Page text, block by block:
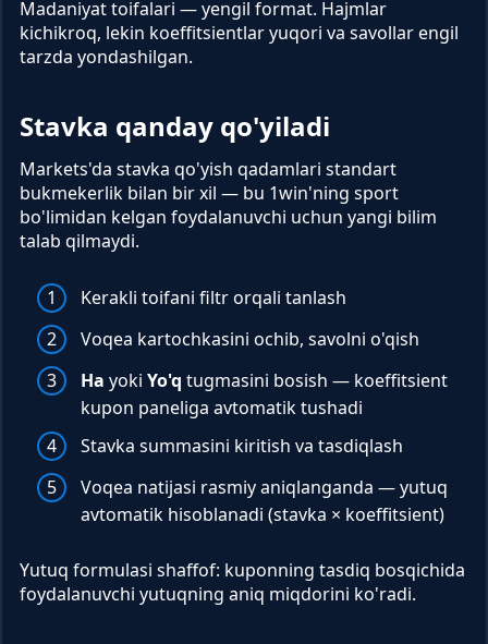
Madaniyat toifalari — yengil format. Hajmlar
kichikroq, lekin koeffitsientlar yuqori va savollar engil
tarzda yondashilgan.
Stavka qanday qo'yiladi
Markets'da stavka qo'yish qadamlari standart
bukmekerlik bilan bir xil — bu 1win'ning sport
bo'limidan kelgan foydalanuvchi uchun yangi bilim
talab qilmaydi.
Kerakli toifani filtr orqali tanlash
Voqea kartochkasini ochib, savolni o'qish
Ha yoki Yo'q tugmasini bosish — koeffitsient
kupon paneliga avtomatik tushadi
Stavka summasini kiritish va tasdiqlash
Voqea natijasi rasmiy aniqlanganda — yutuq
avtomatik hisoblanadi (stavka × koeffitsient)
Yutuq formulasi shaffof: kuponning tasdiq bosqichida
foydalanuvchi yutuqning aniq miqdorini ko'radi.